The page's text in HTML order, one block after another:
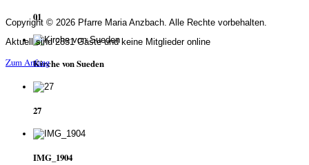
01
Kirche von Sueden
27
IMG_1904
Copyright © 2026 Pfarre Maria Anzbach. Alle Rechte vorbehalten.
Aktuell sind 2831 Gäste und keine Mitglieder online
Zum Anfang